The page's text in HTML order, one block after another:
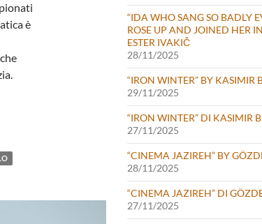
è
GOVARE E CÉDRIC LE GALLO
“IDA WHO SANG SO BADLY
ROSE UP AND JOINED HER
ESTER IVAKIČ
28/11/2025
“IRON WINTER” BY KASIMIR
29/11/2025
“IRON WINTER” DI KASIMIR
27/11/2025
“CINEMA JAZIREH” BY
28/11/2025
“CINEMA JAZIREH” DI
27/11/2025